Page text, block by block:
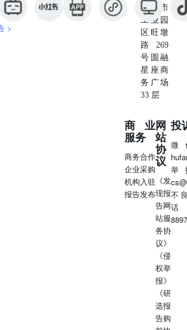
策。
>
苏州市
工业园
区旺墩
路269
号圆融
星座商
务广场
33 层
商业
服务
商务合作
企业采购
机构入驻
报告发布
网
站
协
议
《发
现报
告网
站服
务协
议》
《侵
权举
报》
《研
选报
告购
投
微
举
不